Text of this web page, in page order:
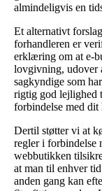
almindeligvis en
Et alternativt
forhandleren er
erklæring om at e-
lovgivning, udover
sagkyndige som
rigtig god lejlighed
forbindelse med dit
Dertil støtter vi at
regler i forbindelse
webbutikken
at man til enhver
anden gang kan